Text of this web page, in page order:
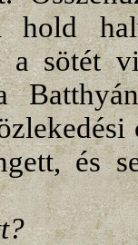
hold
a sötét
és